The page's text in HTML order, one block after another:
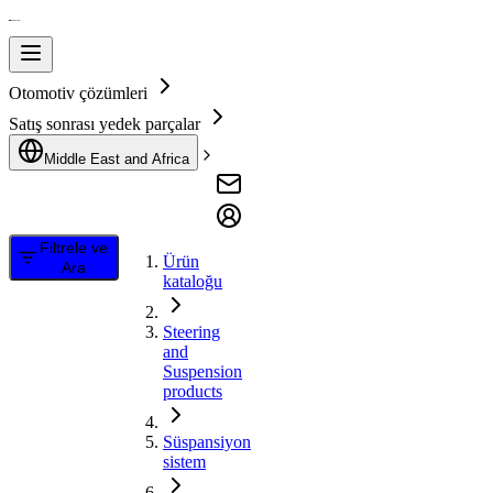
Otomotiv çözümleri
Satış sonrası yedek parçalar
Middle East and Africa
Filtrele ve
Ara
Ürün
kataloğu
Steering
and
Suspension
products
Süspansiyon
sistem